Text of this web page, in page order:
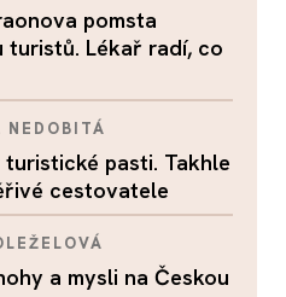
pomsta
turistů. Lékař radí, co
NEDOBITÁ
pasti. Takhle
cestovatele
a mysli na Českou